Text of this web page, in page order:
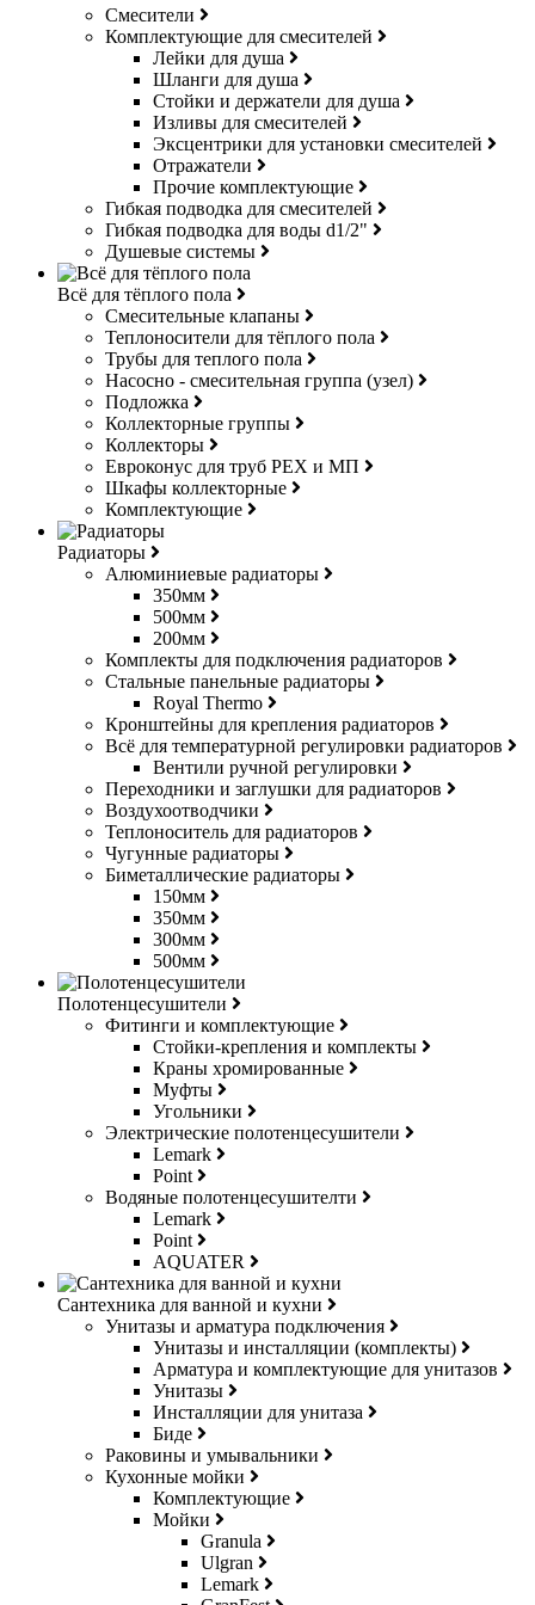
Смесители
Комплектующие для смесителей
Лейки для душа
Шланги для душа
Стойки и держатели для душа
Изливы для смесителей
Эксцентрики для установки смесителей
Отражатели
Прочие комплектующие
Гибкая подводка для смесителей
Гибкая подводка для воды d1/2"
Душевые системы
Всё для тёплого пола
Смесительные клапаны
Теплоносители для тёплого пола
Трубы для теплого пола
Насосно - смесительная группа (узел)
Подложка
Коллекторные группы
Коллекторы
Евроконус для труб РЕХ и МП
Шкафы коллекторные
Комплектующие
Радиаторы
Алюминиевые радиаторы
350мм
500мм
200мм
Комплекты для подключения радиаторов
Стальные панельные радиаторы
Royal Thermo
Кронштейны для крепления радиаторов
Всё для температурной регулировки радиаторов
Вентили ручной регулировки
Переходники и заглушки для радиаторов
Воздухоотводчики
Теплоноситель для радиаторов
Чугунные радиаторы
Биметаллические радиаторы
150мм
350мм
300мм
500мм
Полотенцесушители
Фитинги и комплектующие
Стойки-крепления и комплекты
Краны хромированные
Муфты
Угольники
Электрические полотенцесушители
Lemark
Point
Водяные полотенцесушителти
Lemark
Point
AQUATER
Сантехника для ванной и кухни
Унитазы и арматура подключения
Унитазы и инсталляции (комплекты)
Арматура и комплектующие для унитазов
Унитазы
Инсталляции для унитаза
Биде
Раковины и умывальники
Кухонные мойки
Комплектующие
Мойки
Granula
Ulgran
Lemark